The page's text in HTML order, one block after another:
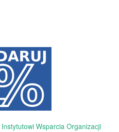
Instytutowi Wsparcia Organizacji